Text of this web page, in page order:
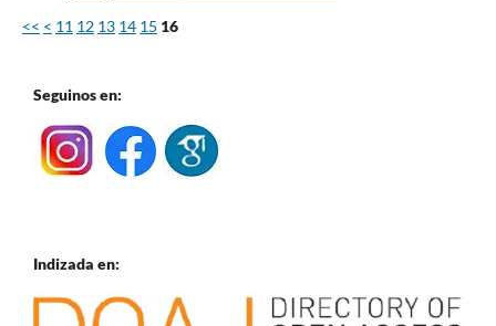
<< < 11 12 13 14 15 16
Seguinos en:
Indizada en: